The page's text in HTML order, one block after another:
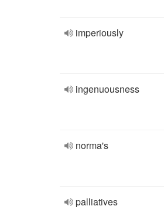
imperiously
ingenuousness
norma's
palliatives